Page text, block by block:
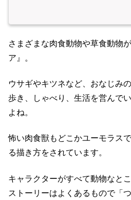
さまざまな肉食動物や草食動物
ア』。
ウサギやキツネなど、おなじみ
歩き、しゃべり、生活を営んで
よね。
怖い肉食獣もどこかユーモラス
る描き方をされています。
キャラクターがすべて動物なと
ストーリーはよくあるもので「